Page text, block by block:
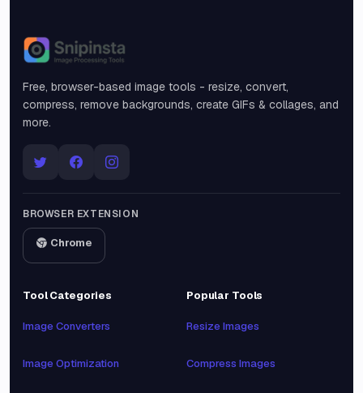
Snipinsta
Free, browser-based image tools - resize, convert,
compress, remove backgrounds, create GIFs & collages, and
more.
BROWSER EXTENSION
Chrome
Tool Categories
Image Converters
Image Optimization
Popular Tools
Resize Images
Compress Images